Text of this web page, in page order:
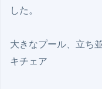
した。
大きなプール、立ち
キチェア